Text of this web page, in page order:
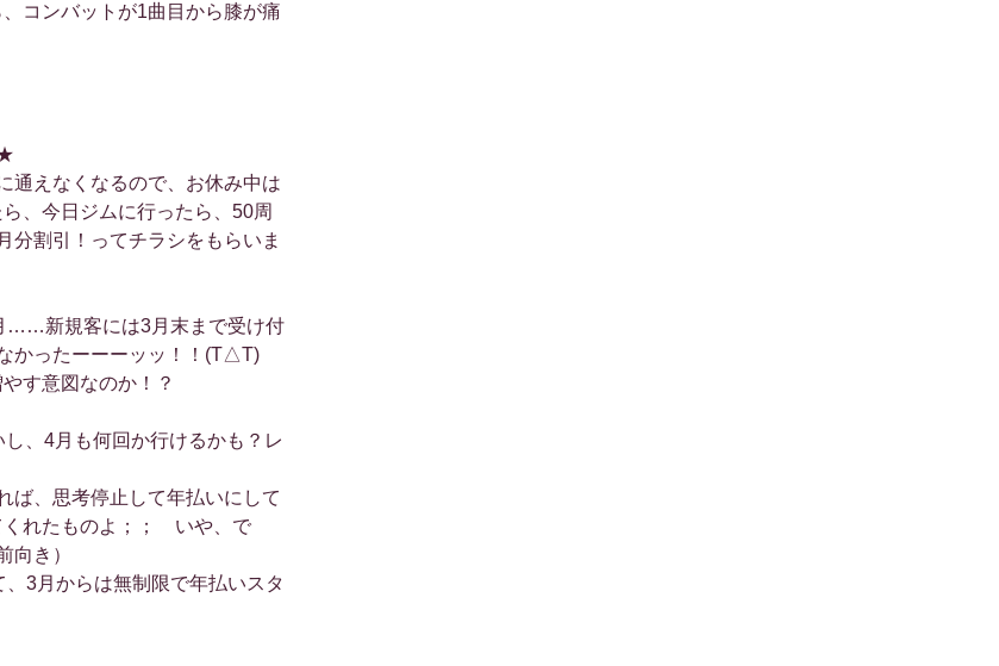
コンバットが1曲目から膝が痛
通えなくなるので、お休み中は
、今日ジムに行ったら、50周
分割引！ってチラシをもらいま
……新規客には3月末まで受け付
かったーーーッッ！！(T△T)
す意図なのか！？
、4月も何回か行けるかも？レ
ば、思考停止して年払いにして
くれたものよ；； いや、で
向き）
3月からは無制限で年払いスタ